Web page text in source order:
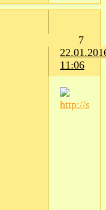
7
11:06